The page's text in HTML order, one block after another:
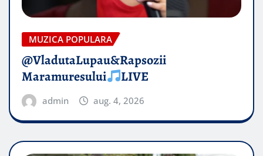
MUZICA POPULARA
@VladutaLupau&Rapsozii
Maramuresului
LIVE
admin aug. 4, 2026